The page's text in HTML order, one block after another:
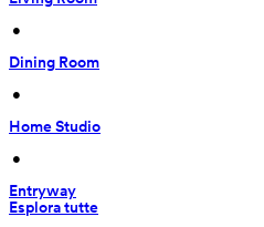
•
Dining Room
•
Home Studio
•
Entryway
Esplora tutte